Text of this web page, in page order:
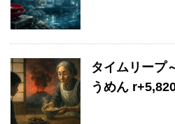
タイムリープ
うめん